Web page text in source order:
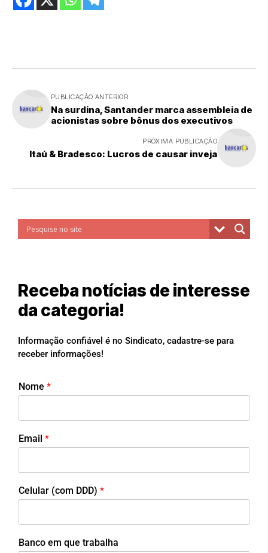
PUBLICAÇÃO ANTERIOR
Na surdina, Santander marca assembleia de
acionistas sobre bônus dos executivos
PRÓXIMA PUBLICAÇÃO
Itaú & Bradesco: Lucros de causar inveja
Receba notícias de interesse
da categoria!
Informação confiável é no Sindicato, cadastre-se para
receber informações!
Nome *
Email *
Celular (com DDD) *
Banco em que trabalha